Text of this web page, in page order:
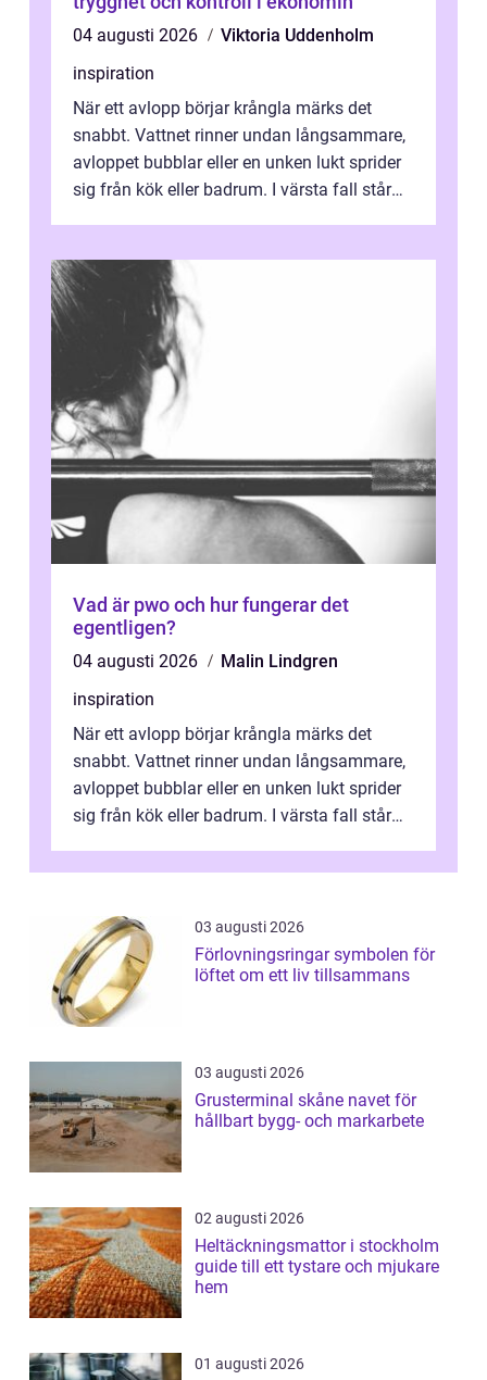
04 augusti 2026
Viktoria Uddenholm
inspiration
När ett avlopp börjar krångla märks det
snabbt. Vattnet rinner undan långsammare,
avloppet bubblar eller en unken lukt sprider
sig från kök eller badrum. I värsta fall står
Vad är pwo och hur fungerar det
egentligen?
04 augusti 2026
Malin Lindgren
inspiration
När ett avlopp börjar krångla märks det
snabbt. Vattnet rinner undan långsammare,
avloppet bubblar eller en unken lukt sprider
sig från kök eller badrum. I värsta fall står
03 augusti 2026
Förlovningsringar symbolen för
löftet om ett liv tillsammans
03 augusti 2026
Grusterminal skåne navet för
hållbart bygg- och markarbete
02 augusti 2026
Heltäckningsmattor i stockholm
guide till ett tystare och mjukare
hem
01 augusti 2026